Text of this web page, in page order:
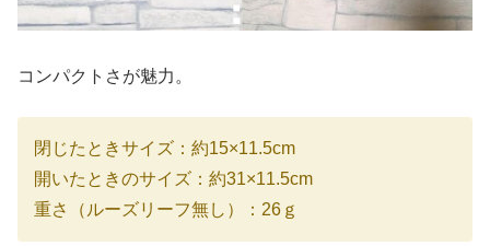
コンパクトさが魅力。
閉じたときサイズ：約15×11.5cm
開いたときのサイズ：約31×11.5cm
重さ（ルーズリーフ無し）：26ｇ